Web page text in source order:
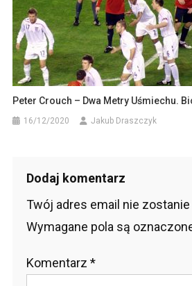
Peter Crouch – Dwa Metry Uśmiechu.
16/12/2020 Jakub Draszczyk
Dodaj komentarz
Twój adres email nie
Wymagane pola są
Komentarz *